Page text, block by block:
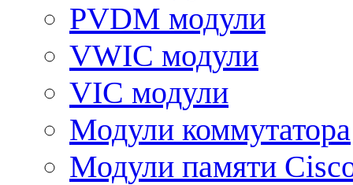
PVDM модули
VWIC модули
VIC модули
Модули коммутатора
Модули памяти